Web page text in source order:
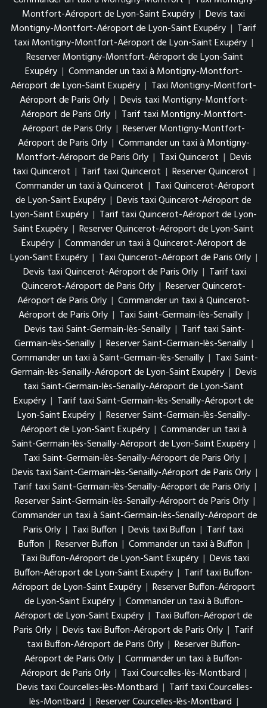
Montfort-Aéroport de Lyon-Saint Exupéry | Devis taxi
Montigny-Montfort-Aéroport de Lyon-Saint Exupéry | Tarif
taxi Montigny-Montfort-Aéroport de Lyon-Saint Exupéry |
Reserver Montigny-Montfort-Aéroport de Lyon-Saint
Exupéry | Commander un taxi à Montigny-Montfort-
Aéroport de Lyon-Saint Exupéry | Taxi Montigny-Montfort-
Aéroport de Paris Orly | Devis taxi Montigny-Montfort-
Aéroport de Paris Orly | Tarif taxi Montigny-Montfort-
Aéroport de Paris Orly | Reserver Montigny-Montfort-
Aéroport de Paris Orly | Commander un taxi à Montigny-
Montfort-Aéroport de Paris Orly | Taxi Quincerot | Devis
taxi Quincerot | Tarif taxi Quincerot | Reserver Quincerot |
Commander un taxi à Quincerot | Taxi Quincerot-Aéroport
de Lyon-Saint Exupéry | Devis taxi Quincerot-Aéroport de
Lyon-Saint Exupéry | Tarif taxi Quincerot-Aéroport de Lyon-
Saint Exupéry | Reserver Quincerot-Aéroport de Lyon-Saint
Exupéry | Commander un taxi à Quincerot-Aéroport de
Lyon-Saint Exupéry | Taxi Quincerot-Aéroport de Paris Orly |
Devis taxi Quincerot-Aéroport de Paris Orly | Tarif taxi
Quincerot-Aéroport de Paris Orly | Reserver Quincerot-
Aéroport de Paris Orly | Commander un taxi à Quincerot-
Aéroport de Paris Orly | Taxi Saint-Germain-lès-Senailly |
Devis taxi Saint-Germain-lès-Senailly | Tarif taxi Saint-
Germain-lès-Senailly | Reserver Saint-Germain-lès-Senailly |
Commander un taxi à Saint-Germain-lès-Senailly | Taxi Saint-
Germain-lès-Senailly-Aéroport de Lyon-Saint Exupéry | Devis
taxi Saint-Germain-lès-Senailly-Aéroport de Lyon-Saint
Exupéry | Tarif taxi Saint-Germain-lès-Senailly-Aéroport de
Lyon-Saint Exupéry | Reserver Saint-Germain-lès-Senailly-
Aéroport de Lyon-Saint Exupéry | Commander un taxi à
Saint-Germain-lès-Senailly-Aéroport de Lyon-Saint Exupéry |
Taxi Saint-Germain-lès-Senailly-Aéroport de Paris Orly |
Devis taxi Saint-Germain-lès-Senailly-Aéroport de Paris Orly |
Tarif taxi Saint-Germain-lès-Senailly-Aéroport de Paris Orly |
Reserver Saint-Germain-lès-Senailly-Aéroport de Paris Orly |
Commander un taxi à Saint-Germain-lès-Senailly-Aéroport de
Paris Orly | Taxi Buffon | Devis taxi Buffon | Tarif taxi
Buffon | Reserver Buffon | Commander un taxi à Buffon |
Taxi Buffon-Aéroport de Lyon-Saint Exupéry | Devis taxi
Buffon-Aéroport de Lyon-Saint Exupéry | Tarif taxi Buffon-
Aéroport de Lyon-Saint Exupéry | Reserver Buffon-Aéroport
de Lyon-Saint Exupéry | Commander un taxi à Buffon-
Aéroport de Lyon-Saint Exupéry | Taxi Buffon-Aéroport de
Paris Orly | Devis taxi Buffon-Aéroport de Paris Orly | Tarif
taxi Buffon-Aéroport de Paris Orly | Reserver Buffon-
Aéroport de Paris Orly | Commander un taxi à Buffon-
Aéroport de Paris Orly | Taxi Courcelles-lès-Montbard |
Devis taxi Courcelles-lès-Montbard | Tarif taxi Courcelles-
lès-Montbard | Reserver Courcelles-lès-Montbard |